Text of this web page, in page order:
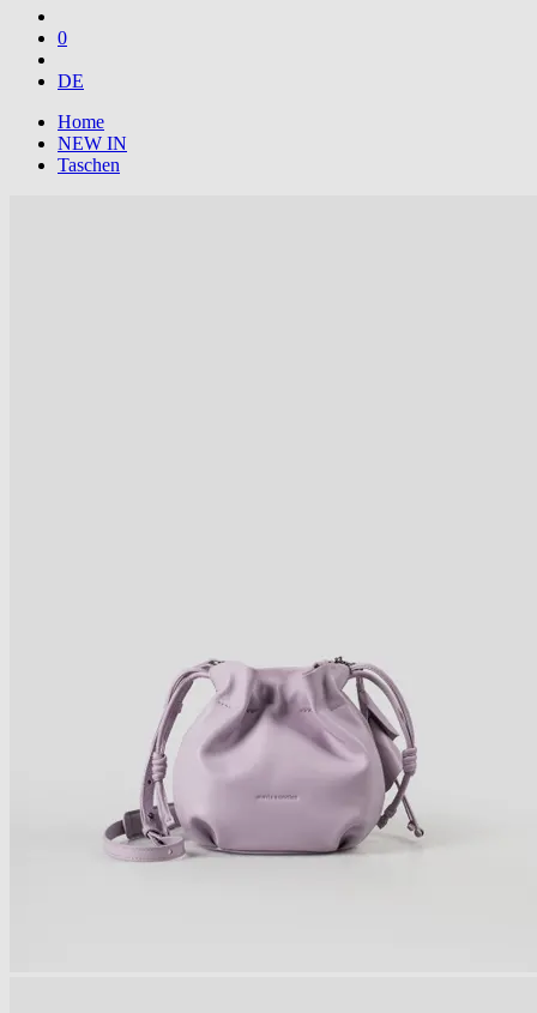
0
DE
Home
NEW IN
Taschen